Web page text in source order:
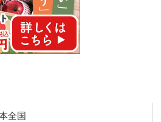
全国